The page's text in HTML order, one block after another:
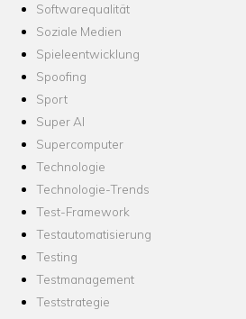
Softwarequalität
Soziale Medien
Spieleentwicklung
Spoofing
Sport
Super AI
Supercomputer
Technologie
Technologie-Trends
Test-Framework
Testautomatisierung
Testing
Testmanagement
Teststrategie